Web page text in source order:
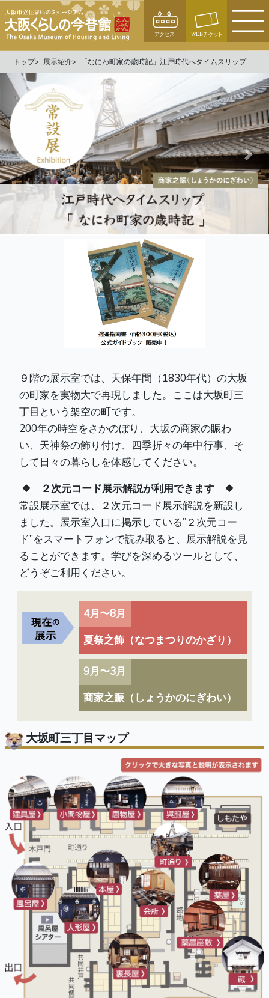
トップ 展示紹介 「なにわ町家の歳時記」江戸時代へタイムスリップ
< >
９階の展示室では、天保年間（1830年代）の大坂
の町家を実物大で再現しました。ここは大坂町三
丁目という架空の町です。
200年の時空をさかのぼり、大坂の商家の賑わ
い、天神祭の飾り付け、四季折々の年中行事、そ
して日々の暮らしを体感してください。
❖ ２次元コード展示解説が利用できます ❖
常設展示室では、２次元コード展示解説を新設し
ました。展示室入口に掲示している”２次元コー
ド”をスマートフォンで読み取ると、展示解説を見
ることができます。学びを深めるツールとして、
どうぞご利用ください。
4月〜8月
夏祭之飾（なつまつりのかざり）
9月〜3月
商家之賑（しょうかのにぎわい）
大坂町三丁目マップ